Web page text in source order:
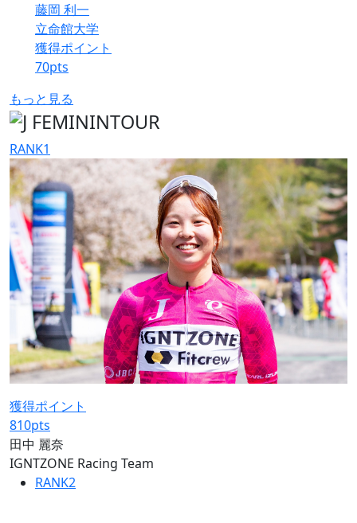
藤岡 利一
立命館大学
獲得ポイント
70pts
もっと見る
RANK1
獲得ポイント
810pts
田中 麗奈
IGNTZONE Racing Team
RANK2